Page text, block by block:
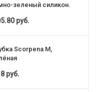
зеленый силикон.
руб.
Scorpena M,
руб.